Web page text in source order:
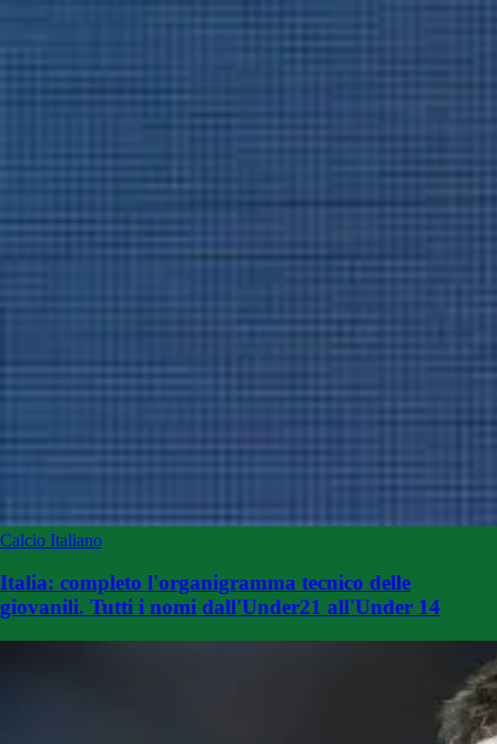
Calcio Italiano
Italia: completo l'organigramma tecnico delle
giovanili. Tutti i nomi dall'Under21 all'Under 14